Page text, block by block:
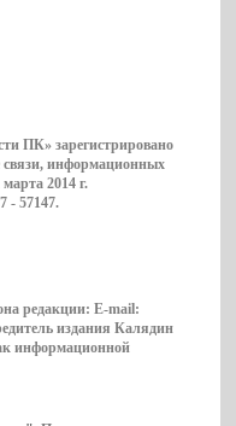
ПК» зарегистрировано
связи, информационных
2014 г.
- 57147.
редакции: E-mail:
издания Калядин
информационной